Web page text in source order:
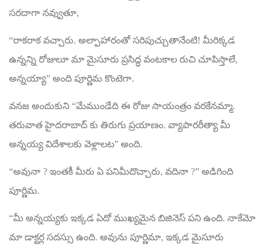
సరదాగా నవ్వుతూ,
“రాకరాక వచ్చారు. అల్పాహారంతో సరిపుచ్చుతానేంటి! మీరిక్కడ
ఉన్నన్ని రోజులూ మా మైసూరు ప్రసిద్ధ వంటకాల రుచి చూపిస్తాలే,
అన్నయ్యా” అంది పూర్ణిమ కొంటెగా.
వనజ అందుకుని “మేముండేది ఈ రోజు సాయంత్రం వరకేనమ్మా.
తరువాత హైదరాబాద్ కు తిరుగు ప్రయాణం. వ్యాపారరీత్యా మీ
అన్నయ్య విదేశాలకు వెళ్లాలట” అంది.
“అవునా ? ఇంతకీ మీరు ఏ పనిమీదొచ్చారు, వదినా ?” అడిగింది
పూర్ణిమ.
“మీ అన్నయ్యకు ఇక్కడ ఏదో ముఖ్యమైన బిజినెస్ పని ఉంది. నాకేమో
మా డాక్టర్ల సదస్సు ఉంది. అవును పూర్ణిమా, ఇక్కడ మైసూరు